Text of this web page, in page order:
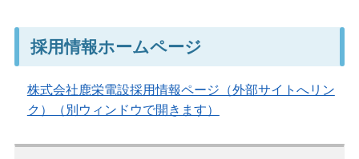
採用情報ホームページ
株式会社鹿栄電設採用情報ページ（外部サイトへリン
ク）（別ウィンドウで開きます）